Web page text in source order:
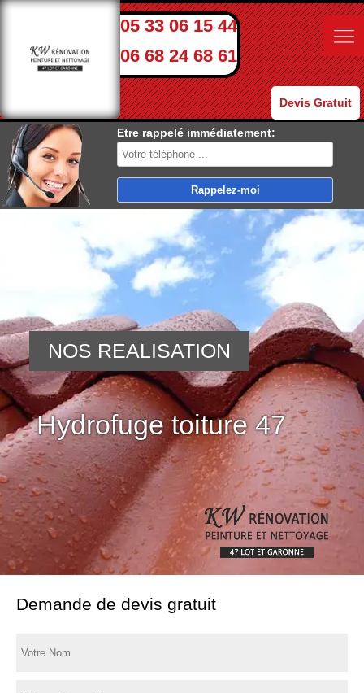
05 33 06 15 44
06 68 24 68 61
Devis Gratuit
Etre rappelé immédiatement:
Hydrofuge toiture 47
NOS REALISATION
Demande de devis gratuit